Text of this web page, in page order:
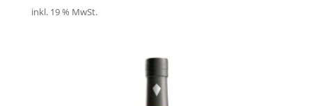
inkl. 19 % MwSt.